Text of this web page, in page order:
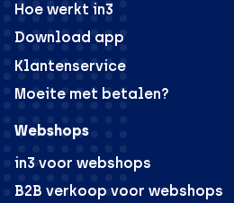
Hoe werkt in3
Download app
Klantenservice
Moeite met betalen?
Webshops
in3 voor webshops
B2B verkoop voor webshops